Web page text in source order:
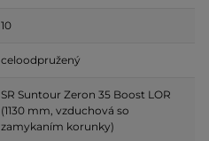
10
celoodpružený
SR Suntour Zeron 35 Boost LOR
(1130 mm, vzduchová so
zamykaním korunky)